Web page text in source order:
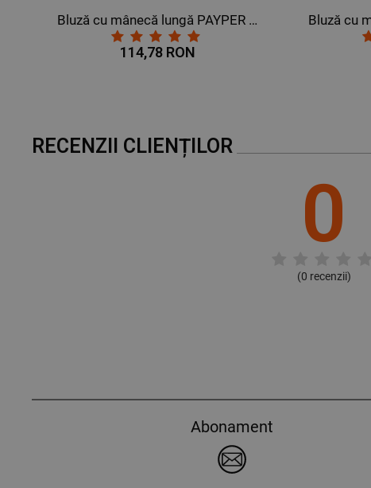
Bluză cu mânecă lungă PAYPER DOLOMITI+ NEGRU
114,78 RON
RECENZII CLIENȚILOR
0
(0 recenzii)
Abonament